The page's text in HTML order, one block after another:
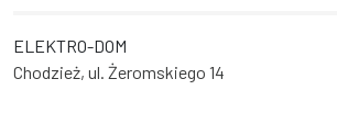
ELEKTRO-DOM
Chodzież, ul. Żeromskiego 14